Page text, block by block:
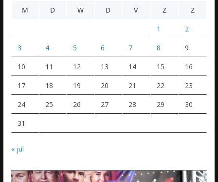
M
D W D V Z Z
1 2
3 4 5 6 7 8 9
10 11 12 13 14 15 16
17 18 19 20 21 22 23
24 25 26 27 28 29 30
31
« jul